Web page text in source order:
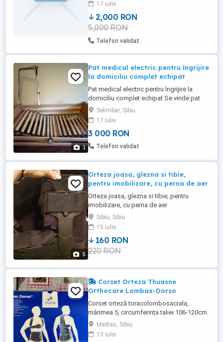
17 iulie
2,000 RON
5,000 RON
Telefon validat
1
Pat medical electric pentru îngrijire
la domiciliu complet echipat
Pat medical electric pentru îngrijire la
domiciliu complet echipat Se vinde pat
medical pentru persoane imobilizate la
pat, vârstnici sau pacienți aflați în
recuperare, aflat în stare foarte bună de
funcționare. Patul este robust, sigur și
oferă confort atât pacientului, cât și
Selimbar, Sibiu
17 iulie
3 000 RON
Telefon validat
5
Orteza joasa, glezna si tibie,
pentru imobilizare, cu perna de aer
Orteza joasa, glezna si tibie, pentru
imobilizare, cu perna de aer
Sibiu, Sibiu
15 iulie
160 RON
220 RON
Corset Orteza Thuasne
Orthocare Lombax-Dorso
Corset orteză toracolombosacrala,
mărimea 5, circumferința taliei 106-120cm.
Folosită de 3 ori, ca nouă, fără urme de
uzură. Preț negociabil
Medias, Sibiu
13 iulie